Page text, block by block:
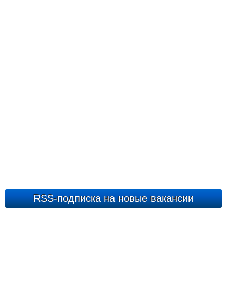
RSS-подписка на новые вакансии